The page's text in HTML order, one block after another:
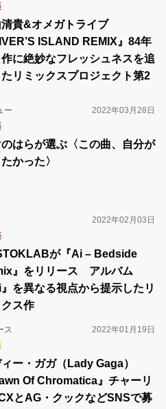
貴&オメガトライブ
ISLAND REMIX』84年
に絶妙なフレッシュネスを追
リミックスプロジェクト第2
ー
2022年03月28日
はらが選ぶ〈この曲、自分が
かった〉
2022年02月03日
が『Ai – Bedside
』をリリース アルバム
』を異なる視点から提示したリ
クス作
ス
2022年01月19日
ー・ガガ（Lady Gaga）
Of Chromatica』チャーリ
とAG・クックなどSNSで募